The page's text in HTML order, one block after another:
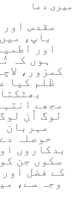
میری دعا
مقدس
باپ،
اور
ہوں کہ
کمزور،
ظلم کیا
مجھے
لوگ اُن
مہربان
حوصلہ
بدکاروں
سکوں جن
کے فضل
وجہ سے،